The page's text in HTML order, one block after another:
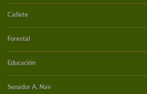
Cañete
Forestal
Educación
Senador A. Nav